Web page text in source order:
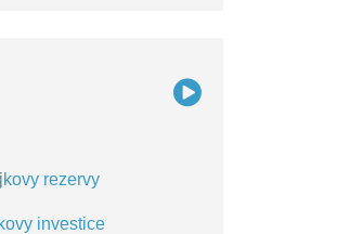
rezervy
investice